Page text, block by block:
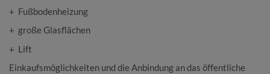
+ Fußbodenheizung
+ große Glasflächen
+ Lift
Einkaufsmöglichkeiten und die Anbindung an das öffentliche